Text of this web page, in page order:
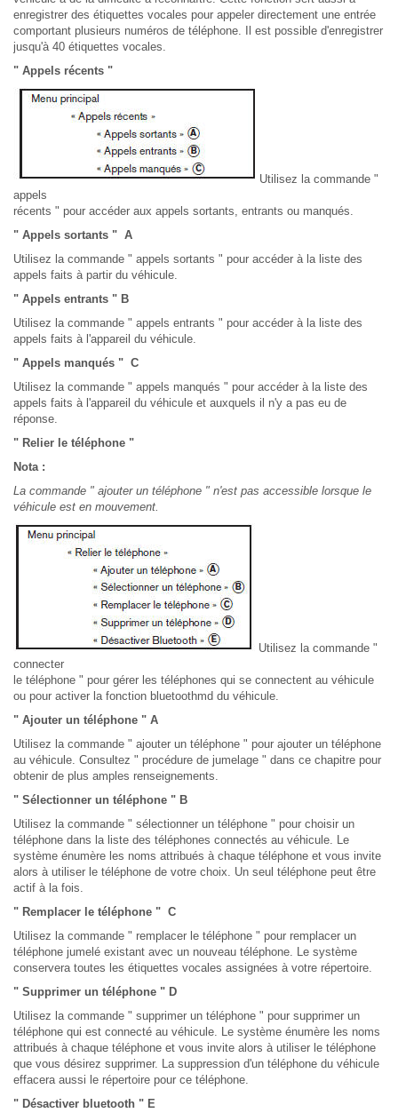
enregistrer des étiquettes vocales pour appeler directement une entrée
comportant plusieurs numéros de téléphone. Il est possible d'enregistrer
jusqu'à 40 étiquettes vocales.
" Appels récents "
Utilisez la commande "
appels
récents " pour accéder aux appels sortants, entrants ou manqués.
" Appels sortants " A
Utilisez la commande " appels sortants " pour accéder à la liste des
appels faits à partir du véhicule.
" Appels entrants " B
Utilisez la commande " appels entrants " pour accéder à la liste des
appels faits à l'appareil du véhicule.
" Appels manqués " C
Utilisez la commande " appels manqués " pour accéder à la liste des
appels faits à l'appareil du véhicule et auxquels il n'y a pas eu de
réponse.
" Relier le téléphone "
Nota :
La commande " ajouter un téléphone " n'est pas accessible lorsque le
véhicule est en mouvement.
Utilisez la commande "
connecter
le téléphone " pour gérer les téléphones qui se connectent au véhicule
ou pour activer la fonction bluetoothmd du véhicule.
" Ajouter un téléphone " A
Utilisez la commande " ajouter un téléphone " pour ajouter un téléphone
au véhicule. Consultez " procédure de jumelage " dans ce chapitre pour
obtenir de plus amples renseignements.
" Sélectionner un téléphone " B
Utilisez la commande " sélectionner un téléphone " pour choisir un
téléphone dans la liste des téléphones connectés au véhicule. Le
système énumère les noms attribués à chaque téléphone et vous invite
alors à utiliser le téléphone de votre choix. Un seul téléphone peut être
actif à la fois.
" Remplacer le téléphone " C
Utilisez la commande " remplacer le téléphone " pour remplacer un
téléphone jumelé existant avec un nouveau téléphone. Le système
conservera toutes les étiquettes vocales assignées à votre répertoire.
" Supprimer un téléphone " D
Utilisez la commande " supprimer un téléphone " pour supprimer un
téléphone qui est connecté au véhicule. Le système énumère les noms
attribués à chaque téléphone et vous invite alors à utiliser le téléphone
que vous désirez supprimer. La suppression d'un téléphone du véhicule
effacera aussi le répertoire pour ce téléphone.
" Désactiver bluetooth " E